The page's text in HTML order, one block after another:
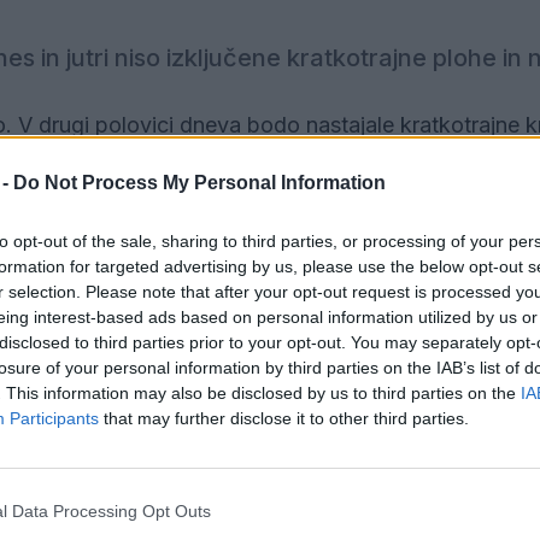
Do Not Process My Personal Information
opt-out of the sale, sharing to third parties, or processing of your
for targeted advertising by us, please use the below opt-out
selection. Please note that after your opt-out request is processed
interest-based ads based on personal information utilized by us
to third parties prior to your opt-out. You may separately
of your personal information by third parties on the IAB’s list of
This information may also be disclosed by us to third parties on the
Participants that may further disclose it to other third parties.
Data Processing Opt Outs
in jutri niso izključene kratkotrajne plohe in
V drugi polovici dneva bodo nastajale kratkotrajne
bodo od 19 do 24 °C.
spremenljive kopaste oblačnosti, popoldne ni
smeri. Najnižje jutranje temperature bodo od
°C.
s šibko burjo. Drugod bo večinoma sončno z
veter.